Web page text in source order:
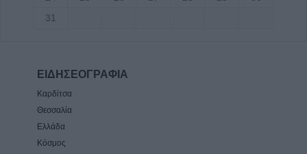
31
ΕΙΔΗΣΕΟΓΡΑΦΙΑ
Καρδίτσα
Θεσσαλία
Ελλάδα
Κόσμος